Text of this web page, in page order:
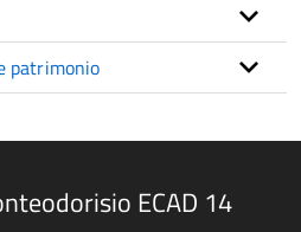
patrimonio
ECAD 14